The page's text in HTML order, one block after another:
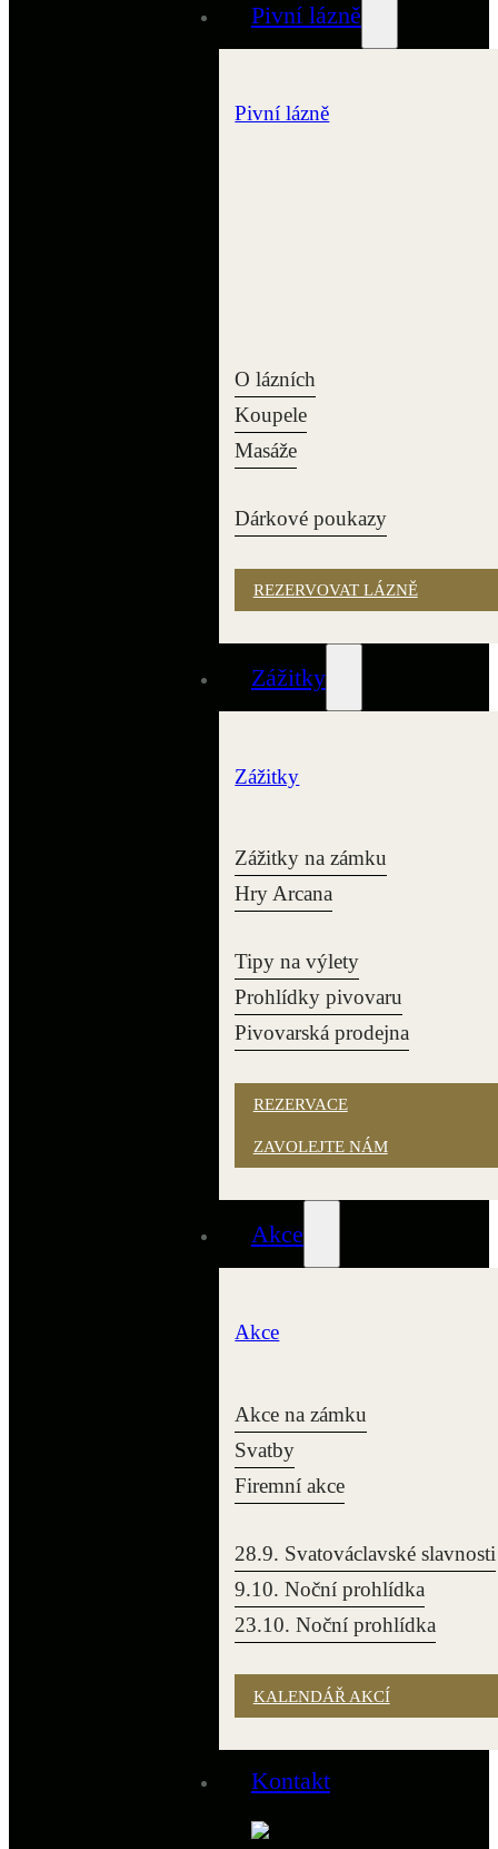
Pivní lázně
Pivní lázně
O lázních
Koupele
Masáže
Dárkové poukazy
REZERVOVAT LÁZNĚ
Zážitky
Zážitky
Zážitky na zámku
Hry Arcana
Tipy na výlety
Prohlídky pivovaru
Pivovarská prodejna
REZERVACE
ZAVOLEJTE NÁM
Akce
Akce
Akce na zámku
Svatby
Firemní akce
28.9. Svatováclavské slavnosti
9.10. Noční prohlídka
23.10. Noční prohlídka
KALENDÁŘ AKCÍ
Kontakt